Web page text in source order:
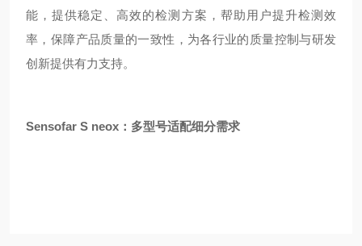
能，提供稳定、高效的检测方案，帮助用户提升检测效
率，保障产品质量的一致性，为各行业的质量控制与研发
创新提供有力支持。
Sensofar S neox：多型号适配细分需求